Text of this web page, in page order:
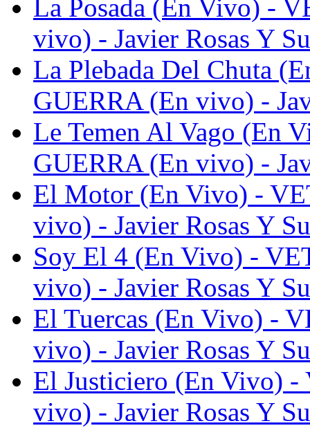
La Posada (En Vivo) -
vivo) - Javier Rosas Y
La Plebada Del Chuta
GUERRA (En vivo) -
Le Temen Al Vago (En
GUERRA (En vivo) -
El Motor (En Vivo) -
vivo) - Javier Rosas Y
Soy El 4 (En Vivo) -
vivo) - Javier Rosas Y
El Tuercas (En Vivo) -
vivo) - Javier Rosas Y
El Justiciero (En Vivo)
vivo) - Javier Rosas Y